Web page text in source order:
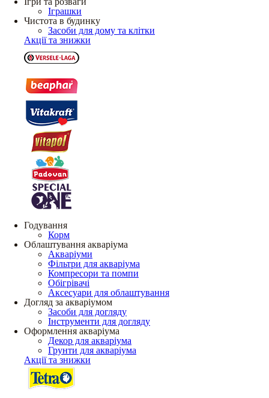
Іграшки
Чистота в будинку
Засоби для дому та клітки
Акції та знижки
Годування
Корм
Облаштування акваріума
Акваріуми
Фільтри для акваріума
Компресори та помпи
Обігрівачі
Аксесуари для облаштування
Догляд за акваріумом
Засоби для догляду
Інструменти для догляду
Оформлення акваріума
Декор для акваріума
Грунти для акваріума
Акції та знижки